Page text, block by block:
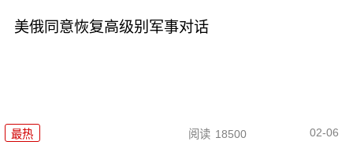
美俄同意恢复高级别军事对话
最热 阅读 18500 02-06